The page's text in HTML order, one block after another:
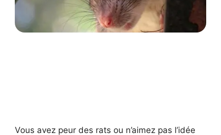
Vous avez peur des rats ou n’aimez pas l’idée